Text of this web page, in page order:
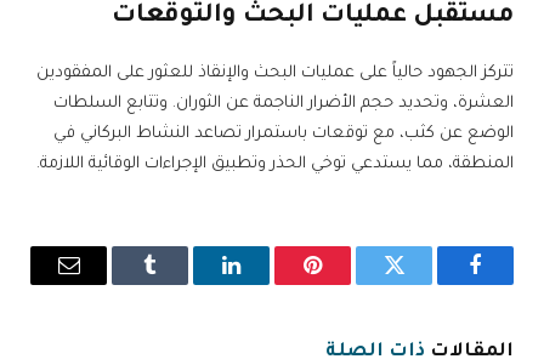
مستقبل عمليات البحث والتوقعات
تتركز الجهود حالياً على عمليات البحث والإنقاذ للعثور على المفقودين
العشرة، وتحديد حجم الأضرار الناجمة عن الثوران. وتتابع السلطات
الوضع عن كثب، مع توقعات باستمرار تصاعد النشاط البركاني في
المنطقة، مما يستدعي توخي الحذر وتطبيق الإجراءات الوقائية اللازمة.
فيسبوك تويتر بينتيريستلينكدإن Tumblr
البريد
المقالات ذات الصلة